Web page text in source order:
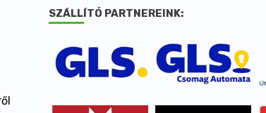
SZÁLLÍTÓ PARTNEREINK: